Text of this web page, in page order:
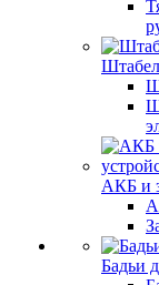
АКБ и
Бадьи